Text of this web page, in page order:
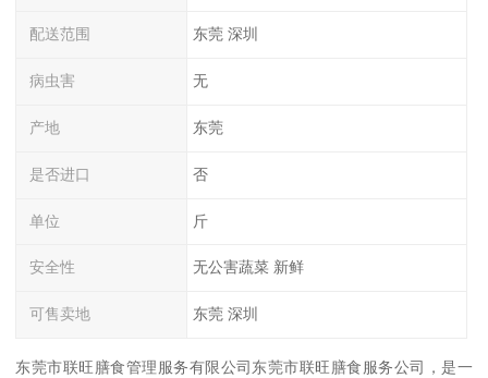
配送范围 东莞 深圳
病虫害 无
产地 东莞
是否进口 否
单位 斤
安全性 无公害蔬菜 新鲜
可售卖地 东莞 深圳
东莞市联旺膳食管理服务有限公司东莞市联旺膳食服务公司，是一